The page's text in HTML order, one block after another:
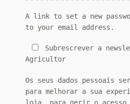
A link to set a new
to your email address.
Subrescrever a
Agricultor
Os seus dados pessoais
para melhorar a sua
loja, para gerir o acesso